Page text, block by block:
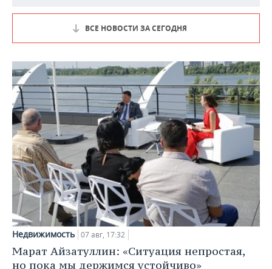
ВСЕ НОВОСТИ ЗА СЕГОДНЯ
Недвижимость 07 авг, 17:32
Марат Айзатуллин: «Ситуация непростая,
но пока мы держимся устойчиво»